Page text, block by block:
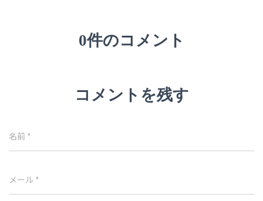
0件のコメント
コメントを残す
名前 *
メール *